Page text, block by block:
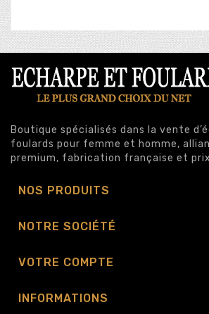
Boutique spécialisés dans la vente
foulards pour femme et homme,
premium, fabrication française et
NOS PRODUITS
NOTRE SOCIÉTÉ
VOTRE COMPTE
INFORMATIONS